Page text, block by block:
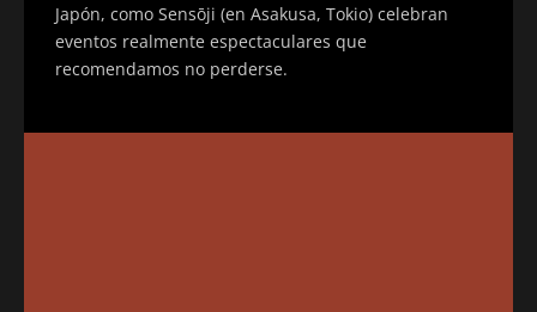
Japón, como Sensōji (en Asakusa, Tokio) celebran
eventos realmente espectaculares que
recomendamos no perderse.